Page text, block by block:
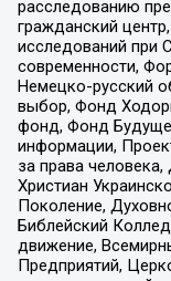
расследованию
гражданский
исследований при
современности,
Немецко-русский
выбор, Фонд
фонд, Фонд
информации,
за права человека,
Христиан
Поколение,
Библейский
движение,
Предприятий,